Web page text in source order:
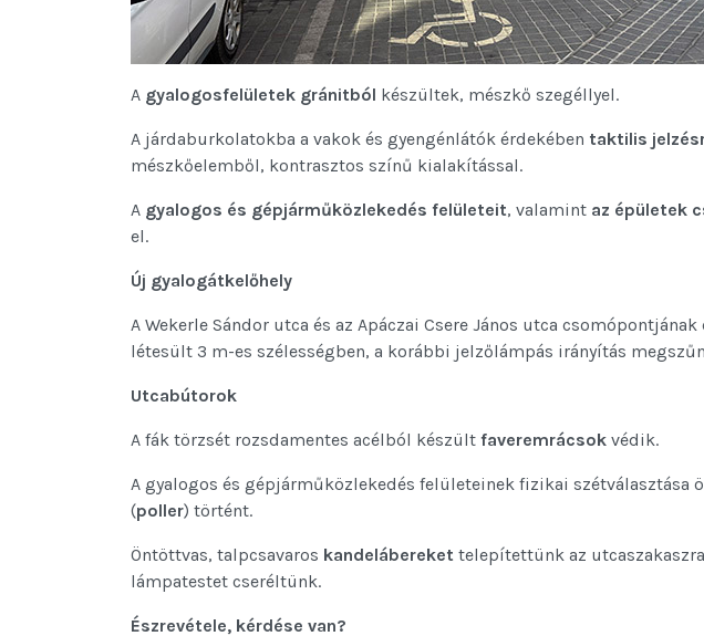
A gyalogosfelületek gránitból készültek, mészkő szegéllyel.
A járdaburkolatokba a vakok és gyengénlátók érdekében taktilis
mészkőelemből, kontrasztos színű kialakítással.
A gyalogos és gépjárműközlekedés felületeit, valamint az épületek
el.
Új gyalogátkelőhely
A Wekerle Sándor utca és az Apáczai Csere János utca
létesült 3 m-es szélességben, a korábbi jelzőlámpás irányítás
Utcabútorok
A fák törzsét rozsdamentes acélból készült faveremrácsok védik.
A gyalogos és gépjárműközlekedés felületeinek fizikai
(poller) történt.
Öntöttvas, talpcsavaros kandelábereket telepítettünk az
lámpatestet cseréltünk.
Észrevétele, kérdése van?